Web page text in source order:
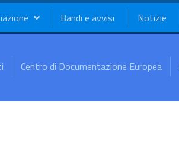
Bandi e avvisi Notizie
Centro di Documentazione Europea